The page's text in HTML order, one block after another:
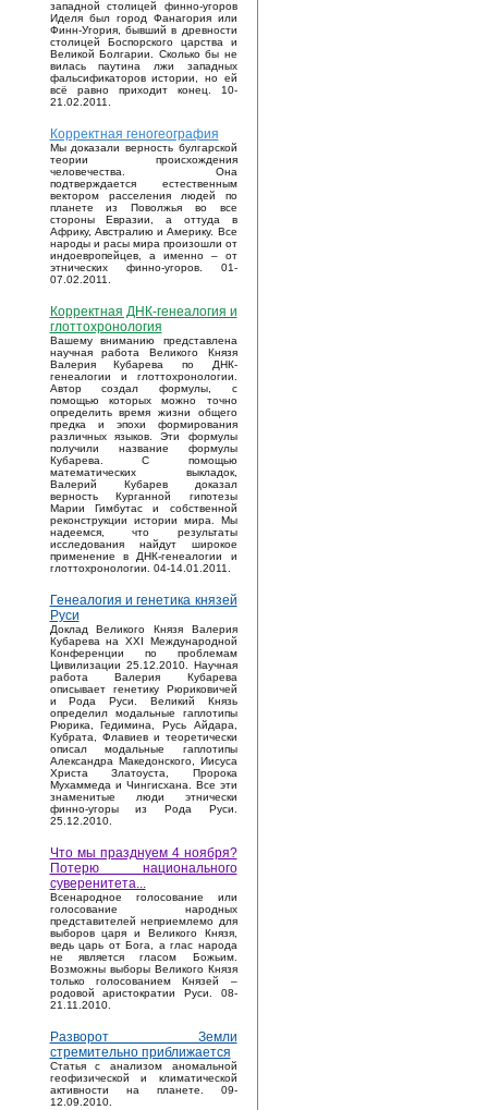
западной столицей финно-угоров
Иделя был город Фанагория или
Финн-Угория, бывший в древности
столицей Боспорского царства и
Великой Болгарии. Сколько бы не
вилась паутина лжи западных
фальсификаторов истории, но ей
всё равно приходит конец. 10-
21.02.2011.
Корректная геногеография
Мы доказали верность булгарской
теории происхождения
человечества. Она
подтверждается естественным
вектором расселения людей по
планете из Поволжья во все
стороны Евразии, а оттуда в
Африку, Австралию и Америку. Все
народы и расы мира произошли от
индоевропейцев, а именно – от
этнических финно-угоров. 01-
07.02.2011.
Корректная ДНК-генеалогия и
глоттохронология
Вашему вниманию представлена
научная работа Великого Князя
Валерия Кубарева по ДНК-
генеалогии и глоттохронологии.
Автор создал формулы, с
помощью которых можно точно
определить время жизни общего
предка и эпохи формирования
различных языков. Эти формулы
получили название формулы
Кубарева. С помощью
математических выкладок,
Валерий Кубарев доказал
верность Курганной гипотезы
Марии Гимбутас и собственной
реконструкции истории мира. Мы
надеемся, что результаты
исследования найдут широкое
применение в ДНК-генеалогии и
глоттохронологии. 04-14.01.2011.
Генеалогия и генетика князей
Руси
Доклад Великого Князя Валерия
Кубарева на XXI Международной
Конференции по проблемам
Цивилизации 25.12.2010. Научная
работа Валерия Кубарева
описывает генетику Рюриковичей
и Рода Руси. Великий Князь
определил модальные гаплотипы
Рюрика, Гедимина, Русь Айдара,
Кубрата, Флавиев и теоретически
описал модальные гаплотипы
Александра Македонского, Иисуса
Христа Златоуста, Пророка
Мухаммеда и Чингисхана. Все эти
знаменитые люди этнически
финно-угоры из Рода Руси.
25.12.2010.
Что мы празднуем 4 ноября?
Потерю национального
суверенитета...
Bсенародное голосование или
голосование народных
представителей неприемлемо для
выборов царя и Великого Князя,
ведь царь от Бога, а глас народа
не является гласом Божьим.
Возможны выборы Великого Князя
только голосованием Князей –
родовой аристократии Руси. 08-
21.11.2010.
Разворот Земли
стремительно приближается
Статья с анализом аномальной
геофизической и климатической
активности на планете. 09-
12.09.2010.